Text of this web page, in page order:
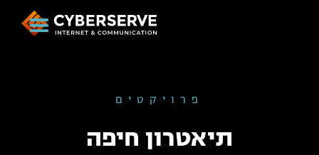
פרויקטים
תיאטרון חיפה